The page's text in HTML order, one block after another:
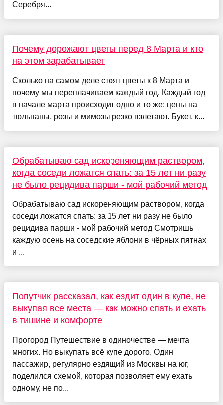
Серебря...
Почему дорожают цветы перед 8 Марта и кто
на этом зарабатывает
Сколько на самом деле стоят цветы к 8 Марта и
почему мы переплачиваем каждый год. Каждый год
в начале марта происходит одно и то же: цены на
тюльпаны, розы и мимозы резко взлетают. Букет, к...
Обрабатываю сад искореняющим раствором,
когда соседи ложатся спать: за 15 лет ни разу
не было рецидива парши - мой рабочий метод
Обрабатываю сад искореняющим раствором, когда
соседи ложатся спать: за 15 лет ни разу не было
рецидива парши - мой рабочий метод Смотришь
каждую осень на соседские яблони в чёрных пятнах
и ...
Попутчик рассказал, как ездит один в купе, не
выкупая все места — как можно спать и ехать
в тишине и комфорте
Прогород Путешествие в одиночестве — мечта
многих. Но выкупать всё купе дорого. Один
пассажир, регулярно ездящий из Москвы на юг,
поделился схемой, которая позволяет ему ехать
одному, не по...